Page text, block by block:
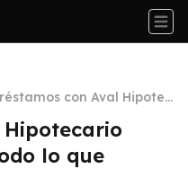
con Aval Hipotec
Prestamo Capital: Tod
lo que Necesitas Saber
Hipotecario
lo que